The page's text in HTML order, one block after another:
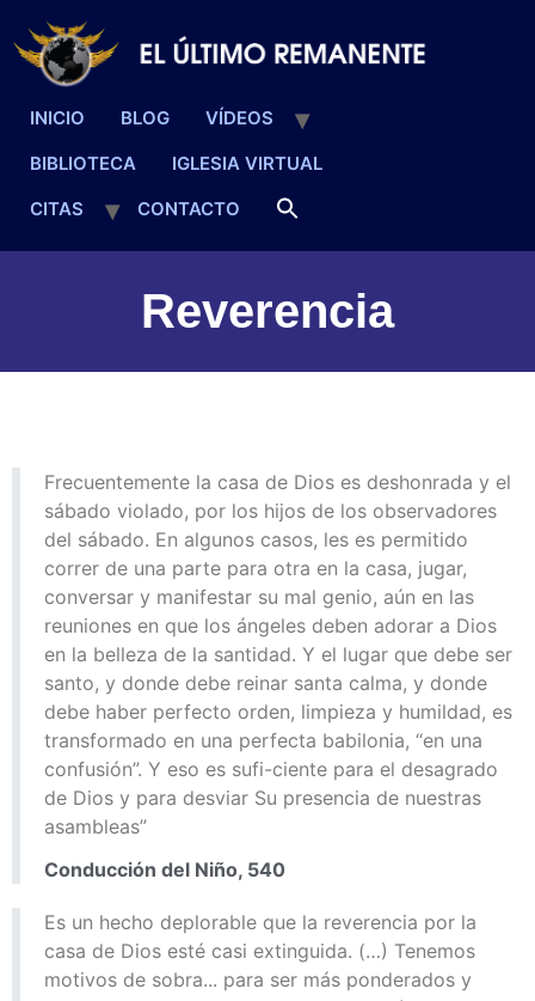
INICIO BLOG
VÍDEOS
BIBLIOTECA
IGLESIA VIRTUAL
CITAS
CONTACTO
Reverencia
Frecuentemente la casa de Dios es deshonrada y el
sábado violado, por los hijos de los observadores
del sábado. En algunos casos, les es permitido
correr de una parte para otra en la casa, jugar,
conversar y manifestar su mal genio, aún en las
reuniones en que los ángeles deben adorar a Dios
en la belleza de la santidad. Y el lugar que debe ser
santo, y donde debe reinar santa calma, y donde
debe haber perfecto orden, limpieza y humildad, es
transformado en una perfecta babilonia, “en una
confusión”. Y eso es sufi-ciente para el desagrado
de Dios y para desviar Su presencia de nuestras
asambleas”
Conducción del Niño, 540
Es un hecho deplorable que la reverencia por la
casa de Dios esté casi extinguida. (…) Tenemos
motivos de sobra... para ser más ponderados y